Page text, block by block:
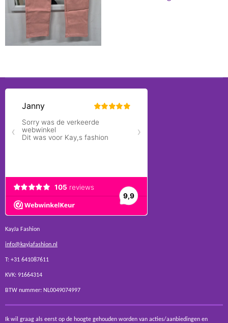
KayJa Fashion
info@kayjafashion.nl
T: +31 641087611
KVK: 91664314
BTW nummer: NL0049074997
Ik wil graag als eerst op de hoogte gehouden worden van acties/aanbiedingen en